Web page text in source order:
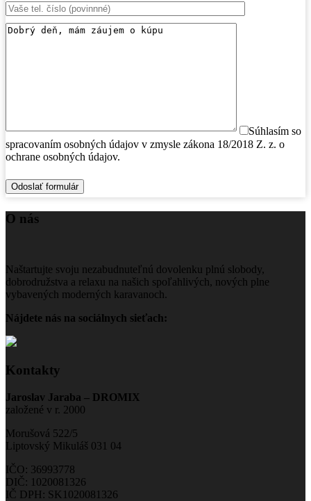
Súhlasím so
spracovaním osobných údajov v zmysle zákona 18/2018 Z. z. o
ochrane osobných údajov.
O nás
Naštartujte svoju nezabudnuteľnú dovolenku plnú slobody,
dobrodružstva a relaxu na našich spoľahlivých, nových plne
vybavených moderných karavanoch.
Nájdete nás na sociálnych sieťach:
Kontakty
Jaroslav Jaraba – DROMIX
založené v r. 2000
Morušová 522/5
Liptovský Mikuláš 031 04
IČO: 36993778
DIČ: 1020081326
IČ DPH: SK1020081326